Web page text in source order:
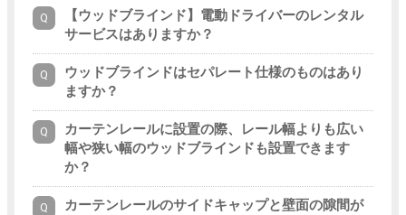
【ウッドブラインド】電動ドライバーのレンタル
サービスはありますか？
ウッドブラインドはセパレート仕様のものはあり
ますか？
カーテンレールに設置の際、レール幅よりも広い
幅や狭い幅のウッドブラインドも設置できます
か？
カーテンレールのサイドキャップと壁面の隙間が